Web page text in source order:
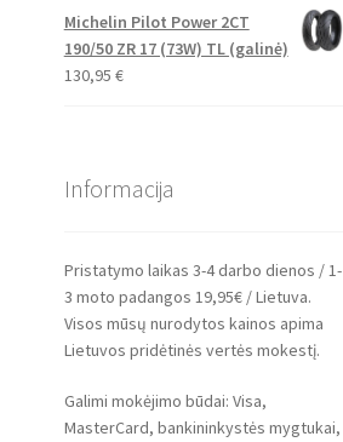
Michelin Pilot Power 2CT
190/50 ZR 17 (73W) TL (galinė)
130,95 €
Informacija
Pristatymo laikas 3-4 darbo dienos / 1-
3 moto padangos 19,95€ / Lietuva.
Visos mūsų nurodytos kainos apima
Lietuvos pridėtinės vertės mokestį.
Galimi mokėjimo būdai: Visa,
MasterCard, bankininkystės mygtukai,